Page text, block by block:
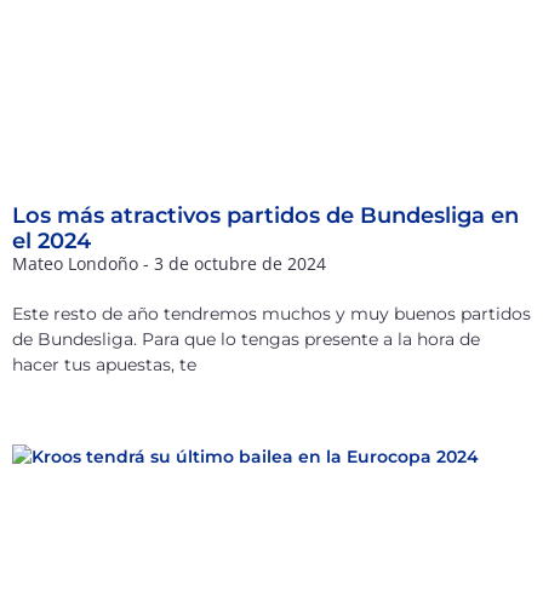
Los más atractivos partidos de Bundesliga en
el 2024
Mateo Londoño 3 de octubre de 2024
Este resto de año tendremos muchos y muy buenos partidos
de Bundesliga. Para que lo tengas presente a la hora de
hacer tus apuestas, te